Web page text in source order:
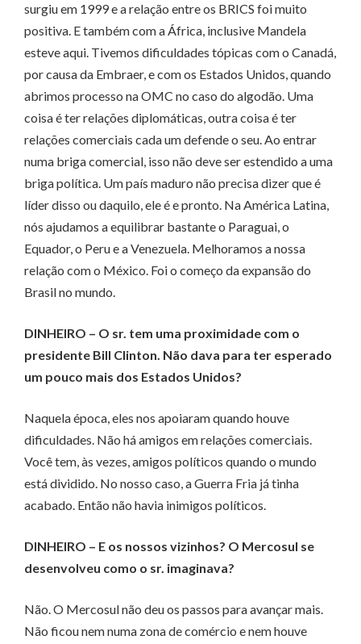
surgiu em 1999 e a relação entre os BRICS foi muito
positiva. E também com a África, inclusive Mandela
esteve aqui. Tivemos dificuldades tópicas com o Canadá,
por causa da Embraer, e com os Estados Unidos, quando
abrimos processo na OMC no caso do algodão. Uma
coisa é ter relações diplomáticas, outra coisa é ter
relações comerciais cada um defende o seu. Ao entrar
numa briga comercial, isso não deve ser estendido a uma
briga política. Um país maduro não precisa dizer que é
líder disso ou daquilo, ele é e pronto. Na América Latina,
nós ajudamos a equilibrar bastante o Paraguai, o
Equador, o Peru e a Venezuela. Melhoramos a nossa
relação com o México. Foi o começo da expansão do
Brasil no mundo.
DINHEIRO – O sr. tem uma proximidade com o
presidente Bill Clinton. Não dava para ter esperado
um pouco mais dos Estados Unidos?
Naquela época, eles nos apoiaram quando houve
dificuldades. Não há amigos em relações comerciais.
Você tem, às vezes, amigos políticos quando o mundo
está dividido. No nosso caso, a Guerra Fria já tinha
acabado. Então não havia inimigos políticos.
DINHEIRO – E os nossos vizinhos? O Mercosul se
desenvolveu como o sr. imaginava?
Não. O Mercosul não deu os passos para avançar mais.
Não ficou nem numa zona de comércio e nem houve